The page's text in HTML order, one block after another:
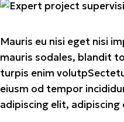
Mauris eu nisi eget nisi
mauris sodales, blandit
turpis enim
eiusm od tempor
adipiscing elit, adipiscing